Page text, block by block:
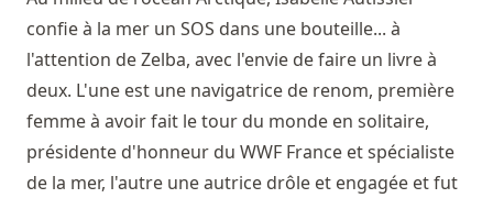
confie à la mer un SOS dans une bouteille... à
l'attention de Zelba, avec l'envie de faire un livre à
deux. L'une est une navigatrice de renom, première
femme à avoir fait le tour du monde en solitaire,
présidente d'honneur du WWF France et spécialiste
de la mer, l'autre une autrice drôle et engagée et fut